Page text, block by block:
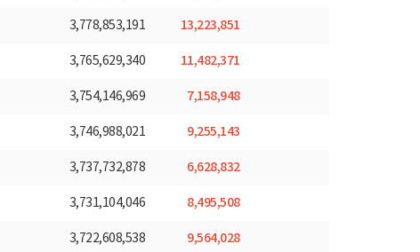
3,778,853,191 13,223,851
3,765,629,340 11,482,371
3,754,146,969 7,158,948
3,746,988,021 9,255,143
3,737,732,878 6,628,832
3,731,104,046 8,495,508
3,722,608,538 9,564,028